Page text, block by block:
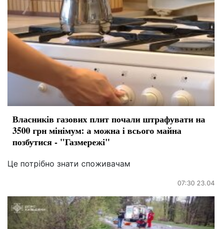
Власників газових плит почали штрафувати на
3500 грн мінімум: а можна і всього майна
позбутися - "Газмережі"
Це потрібно знати споживачам
07:30 23.04